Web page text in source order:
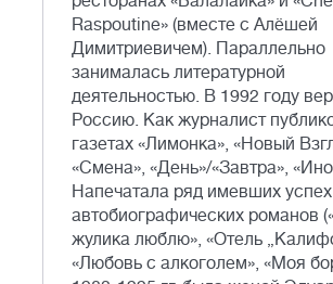
Raspoutine» (вместе с Алёшей
Димитриевичем). Параллельно
занималась литературной
деятельностью. В 1992 году
Россию. Как журналист
газетах «Лимонка», «Новый
«Смена», «День»/«Завтра»,
Напечатала ряд имевших успех
автобиографических романов
жулика люблю», «Отель
«Любовь с алкоголем», «Моя